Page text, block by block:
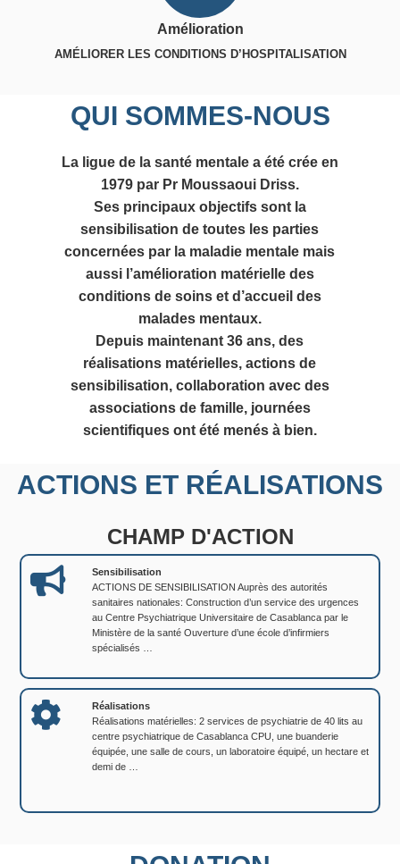
Amélioration
AMÉLIORER LES CONDITIONS D’HOSPITALISATION
QUI SOMMES-NOUS
La ligue de la santé mentale a été crée en
1979 par Pr Moussaoui Driss.
Ses principaux objectifs sont la
sensibilisation de toutes les parties
concernées par la maladie mentale mais
aussi l’amélioration matérielle des
conditions de soins et d’accueil des
malades mentaux.
Depuis maintenant 36 ans, des
réalisations matérielles, actions de
sensibilisation, collaboration avec des
associations de famille, journées
scientifiques ont été menés à bien.
ACTIONS ET RÉALISATIONS
CHAMP D'ACTION
Sensibilisation
ACTIONS DE SENSIBILISATION Auprès des autorités
sanitaires nationales: Construction d’un service des urgences
au Centre Psychiatrique Universitaire de Casablanca par le
Ministère de la santé Ouverture d’une école d’infirmiers
spécialisés …
Réalisations
Réalisations matérielles: 2 services de psychiatrie de 40 lits au
centre psychiatrique de Casablanca CPU, une buanderie
équipée, une salle de cours, un laboratoire équipé, un hectare et
demi de …